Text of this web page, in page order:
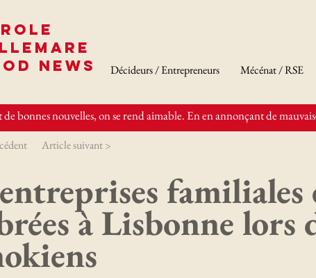
NEWS
Décideurs / Entrepreneurs Mécénat / RSE
bonnes nouvelles, on se rend aimable. En en annonçant de
Article suivant >
à Lisbonne lors